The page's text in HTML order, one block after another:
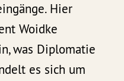
Hier
Woidke
was Diplomatie
es sich um